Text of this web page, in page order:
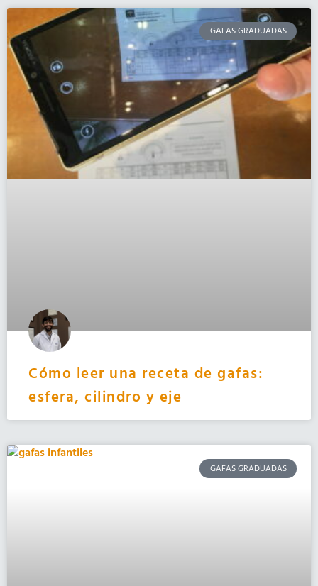
GAFAS GRADUADAS
Cómo leer una receta de gafas:
esfera, cilindro y eje
GAFAS GRADUADAS